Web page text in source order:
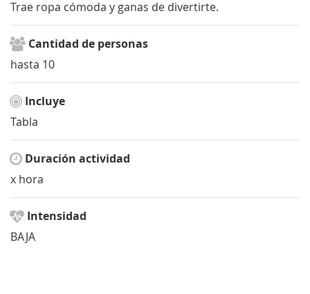
Trae ropa cómoda y ganas de divertirte.
Cantidad de personas
hasta 10
Incluye
Tabla
Duración actividad
x hora
Intensidad
BAJA